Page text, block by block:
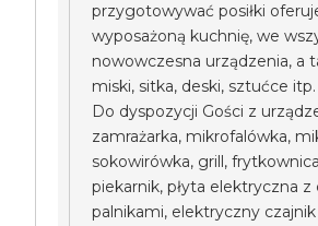
przygotowywać posiłki
wyposażoną kuchnię, we
nowowczesna urządzenia, a
miski, sitka, deski, sztućce itp.
Do dyspozycji Gości z
zamrażarka, mikrofalówka,
sokowirówka, grill,
piekarnik, płyta elektryczna
palnikami, elektryczny